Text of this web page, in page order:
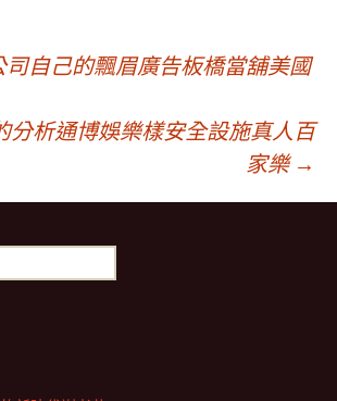
司自己的飄眉廣告板橋當舖美國
分析通博娛樂樣安全設施真人百
家樂 →